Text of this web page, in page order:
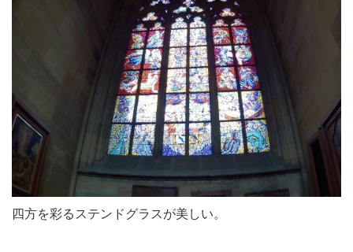
四方を彩るステンドグラスが美しい。